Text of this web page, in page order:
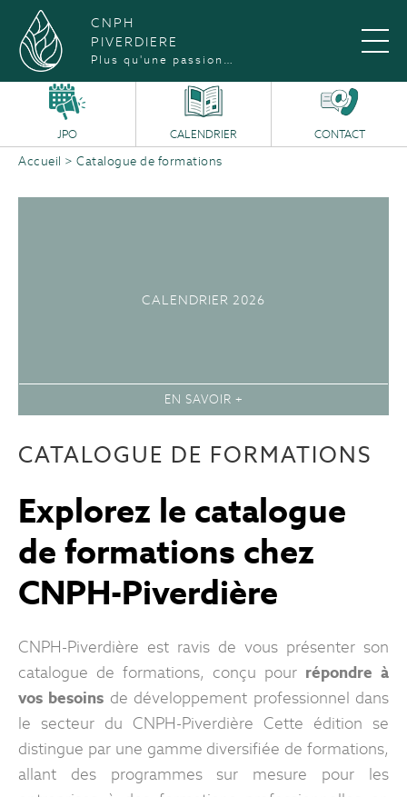
CNPH
PIVERDIERE
Plus qu'une passion…
JPO CALENDRIER CONTACT
Accueil > Catalogue de formations
CALENDRIER 2026
EN SAVOIR +
CATALOGUE DE FORMATIONS
Explorez le catalogue
de formations chez
CNPH-Piverdière
CNPH-Piverdière est ravis de vous présenter son
catalogue de formations, conçu pour répondre à
vos besoins de développement professionnel dans
le secteur du CNPH-Piverdière Cette édition se
distingue par une gamme diversifiée de formations,
allant des programmes sur mesure pour les